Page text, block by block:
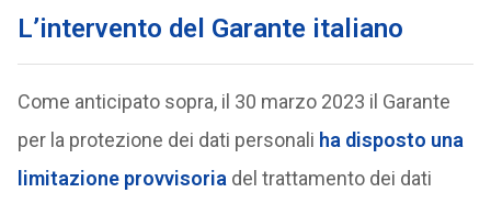
L’intervento del Garante italiano
Come anticipato sopra, il 30 marzo 2023 il Garante
per la protezione dei dati personali ha disposto una
limitazione provvisoria del trattamento dei dati